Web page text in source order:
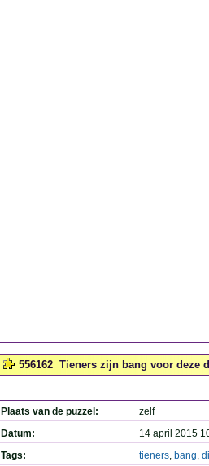
556162 Tieners zijn bang voor deze
Plaats van de puzzel:
zelf
Datum:
14 april 2015
Tags:
tieners, bang,